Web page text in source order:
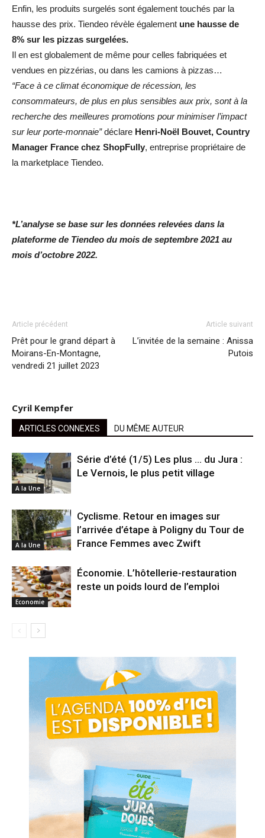
Enfin, les produits surgelés sont également touchés par la
hausse des prix. Tiendeo révèle également une hausse de
8% sur les pizzas surgelées.
Il en est globalement de même pour celles fabriquées et
vendues en pizzérias, ou dans les camions à pizzas…
“Face à ce climat économique de récession, les
consommateurs, de plus en plus sensibles aux prix, sont à la
recherche des meilleures promotions pour minimiser l’impact
sur leur porte-monnaie”déclare Henri-Noël Bouvet, Country
Manager France chez ShopFully, entreprise propriétaire de
la marketplace Tiendeo.
*L’analyse se base sur les données relevées dans la
plateforme de Tiendeo du mois de septembre 2021 au
mois d’octobre 2022.
Article précédent
Prêt pour le grand départ à
Moirans-En-Montagne,
vendredi 21 juillet 2023
Article suivant
L’invitée de la semaine : Anissa
Putois
Cyril Kempfer
ARTICLES CONNEXES DU MÊME AUTEUR
A la Une
Série d’été (1/5) Les plus … du Jura :
Le Vernois, le plus petit village
A la Une
Cyclisme. Retour en images sur
l’arrivée d’étape à Poligny du Tour de
France Femmes avec Zwift
Economie
Économie. L’hôtellerie-restauration
reste un poids lourd de l’emploi